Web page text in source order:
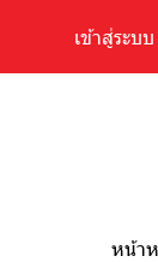
เข้าสู่ระบบ
หน้า